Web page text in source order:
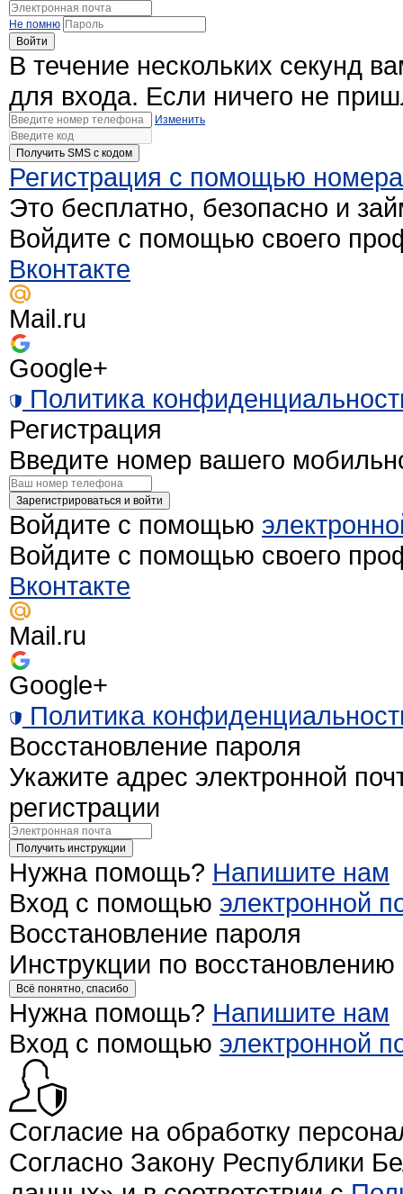
Не помню
Войти
В течение нескольких секунд
для входа. Если ничего не
Изменить
Получить SMS c кодом
Регистрация с помощью
Это бесплатно, безопасно и
Войдите с помощью своего
Вконтакте
Mail.ru
Google+
Политика
Регистрация
Введите номер вашего
Зарегистрироваться и войти
Войдите с помощью
Войдите с помощью своего
Вконтакте
Mail.ru
Google+
Политика
Восстановление пароля
Укажите адрес электронной
регистрации
Получить инструкции
Нужна помощь? Напишите нам
Вход с помощью электронной
Восстановление пароля
Инструкции по
Всё понятно, спасибо
Нужна помощь? Напишите нам
Вход с помощью электронной
Согласие на обработку
Согласно Закону Республики